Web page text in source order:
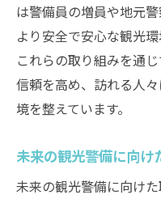
は警備員の増員や地元
より安全で安心な観光
これらの取り組みを通
信頼を高め、訪れる人
境を整えています。
未来の観光警備に向け
未来の観光警備に向け